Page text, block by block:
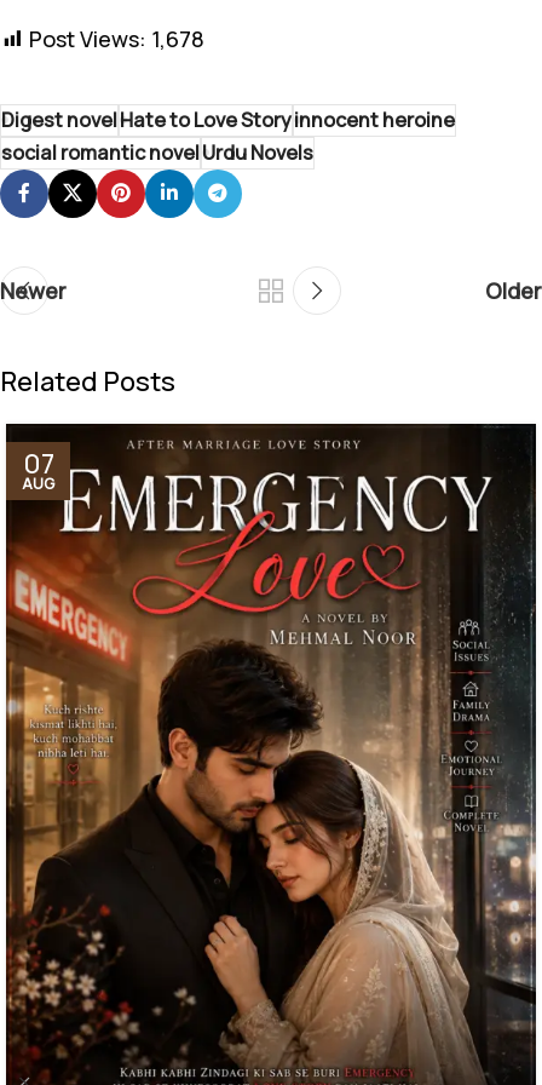
Post Views: 1,678
Digest novelHate to Love Storyinnocent heroine
social romantic novelUrdu Novels
Newer Older
Related Posts
07
AUG